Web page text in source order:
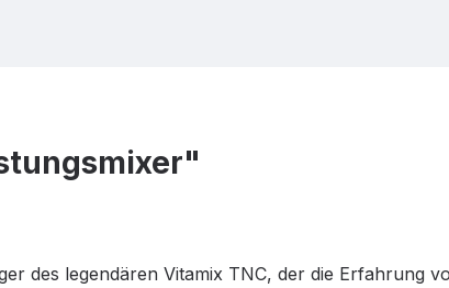
des legendären Vitamix TNC, der die